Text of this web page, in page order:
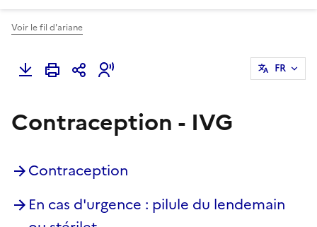
Voir le fil d'ariane
FR
Contraception - IVG
Contraception
En cas d'urgence : pilule du lendemain